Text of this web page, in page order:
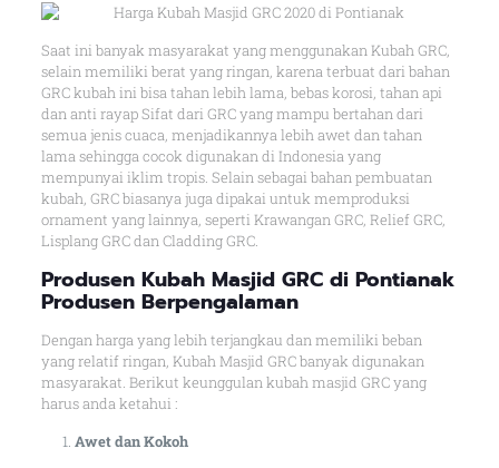
Saat ini banyak masyarakat yang menggunakan Kubah GRC,
selain memiliki berat yang ringan, karena terbuat dari bahan
GRC kubah ini bisa tahan lebih lama, bebas korosi, tahan api
dan anti rayap Sifat dari GRC yang mampu bertahan dari
semua jenis cuaca, menjadikannya lebih awet dan tahan
lama sehingga cocok digunakan di Indonesia yang
mempunyai iklim tropis. Selain sebagai bahan pembuatan
kubah, GRC biasanya juga dipakai untuk memproduksi
ornament yang lainnya, seperti Krawangan GRC, Relief GRC,
Lisplang GRC dan Cladding GRC.
Produsen Kubah Masjid GRC di Pontianak
Produsen Berpengalaman
Dengan harga yang lebih terjangkau dan memiliki beban
yang relatif ringan, Kubah Masjid GRC banyak digunakan
masyarakat. Berikut keunggulan kubah masjid GRC yang
harus anda ketahui :
Awet dan Kokoh